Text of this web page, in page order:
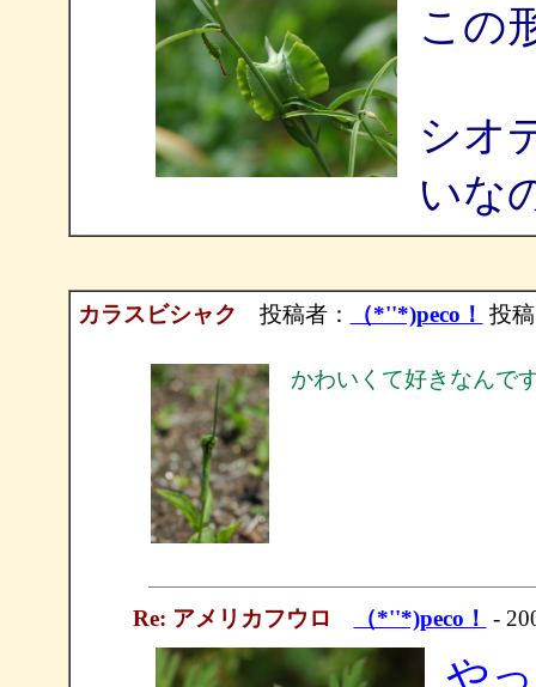
この
シオ
いな
カラスビシャク 投稿者： （*''*)peco！ 投
かわいくて好きなんで
Re: アメリカフウロ （*''*)peco！ -
や